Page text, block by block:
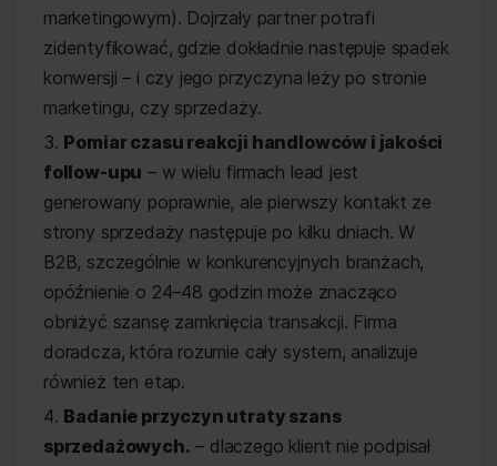
marketingowym). Dojrzały partner potrafi
zidentyfikować, gdzie dokładnie następuje spadek
konwersji – i czy jego przyczyna leży po stronie
marketingu, czy sprzedaży.
Pomiar czasu reakcji handlowców i jakości
follow-upu – w wielu firmach lead jest
generowany poprawnie, ale pierwszy kontakt ze
strony sprzedaży następuje po kilku dniach. W
B2B, szczególnie w konkurencyjnych branżach,
opóźnienie o 24–48 godzin może znacząco
obniżyć szansę zamknięcia transakcji. Firma
doradcza, która rozumie cały system, analizuje
również ten etap.
Badanie przyczyn utraty szans
sprzedażowych. – dlaczego klient nie podpisał